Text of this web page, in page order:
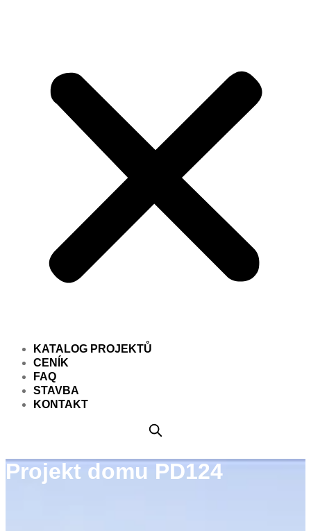
KATALOG PROJEKTŮ
CENÍK
FAQ
STAVBA
KONTAKT
Projekt domu PD124